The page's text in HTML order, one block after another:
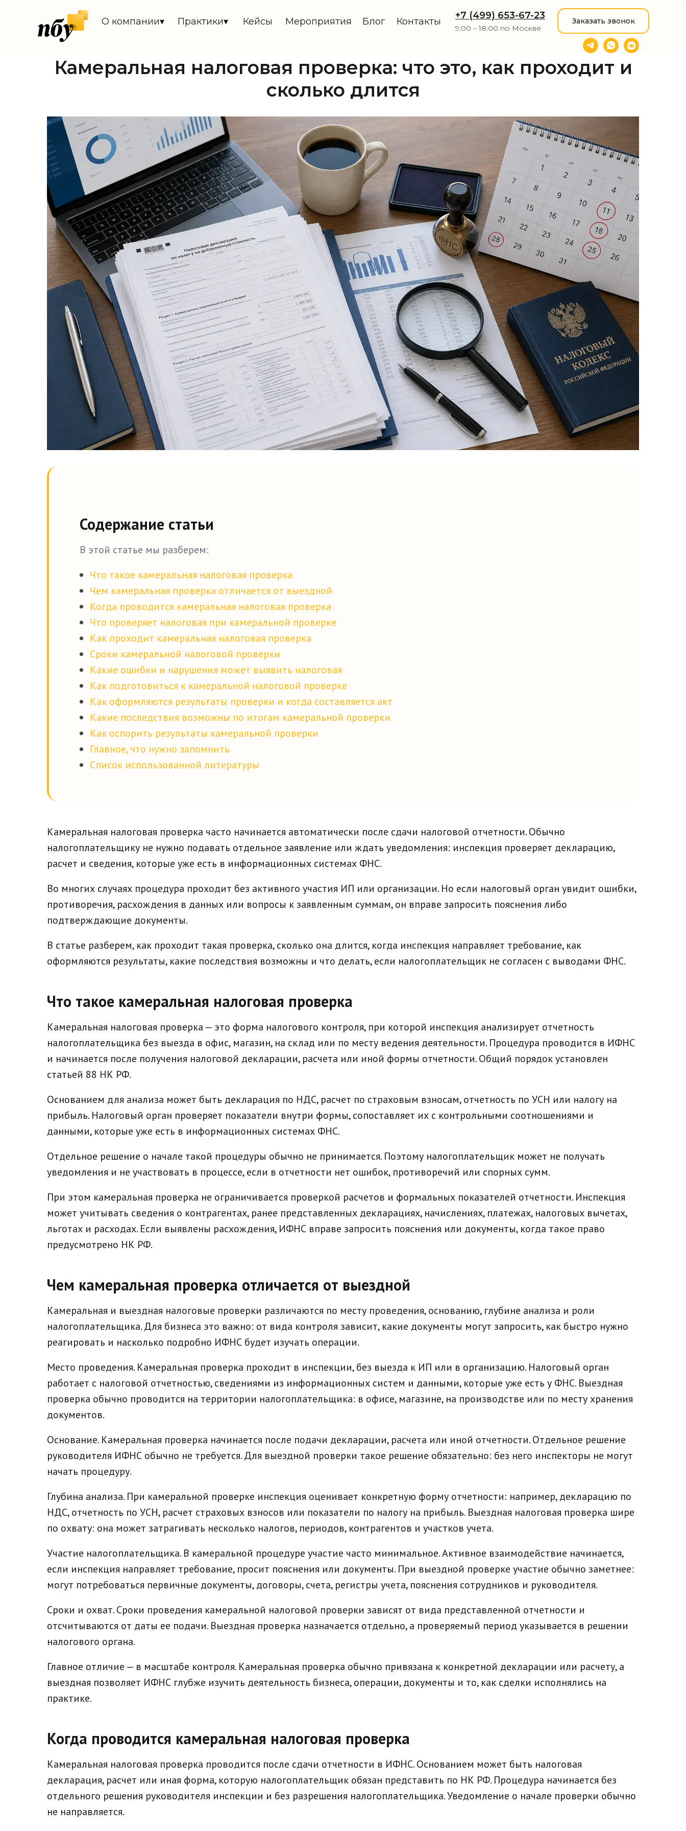
Заказать звонок
9:00 – 18:00 по Москве
+7 (499) 653-67-23
Контакты
Блог
Мероприятия
Кейсы
О компании▾ Практики▾
Камеральная налоговая проверка: что это, как проходит и
сколько длится
Содержание статьи
В этой статье мы разберем:
Что такое камеральная налоговая проверка
Чем камеральная проверка отличается от выездной
Когда проводится камеральная налоговая проверка
Что проверяет налоговая при камеральной проверке
Как проходит камеральная налоговая проверка
Сроки камеральной налоговой проверки
Какие ошибки и нарушения может выявить налоговая
Как подготовиться к камеральной налоговой проверке
Как оформляются результаты проверки и когда составляется акт
Какие последствия возможны по итогам камеральной проверки
Как оспорить результаты камеральной проверки
Главное, что нужно запомнить
Список использованной литературы
Камеральная налоговая проверка часто начинается автоматически после сдачи налоговой отчетности. Обычно
налогоплательщику не нужно подавать отдельное заявление или ждать уведомления: инспекция проверяет декларацию,
расчет и сведения, которые уже есть в информационных системах ФНС.
Во многих случаях процедура проходит без активного участия ИП или организации. Но если налоговый орган увидит ошибки,
противоречия, расхождения в данных или вопросы к заявленным суммам, он вправе запросить пояснения либо
подтверждающие документы.
В статье разберем, как проходит такая проверка, сколько она длится, когда инспекция направляет требование, как
оформляются результаты, какие последствия возможны и что делать, если налогоплательщик не согласен с выводами ФНС.
Что такое камеральная налоговая проверка
Камеральная налоговая проверка — это форма налогового контроля, при которой инспекция анализирует отчетность
налогоплательщика без выезда в офис, магазин, на склад или по месту ведения деятельности. Процедура проводится в ИФНС
и начинается после получения налоговой декларации, расчета или иной формы отчетности. Общий порядок установлен
статьей 88 НК РФ.
Основанием для анализа может быть декларация по НДС, расчет по страховым взносам, отчетность по УСН или налогу на
прибыль. Налоговый орган проверяет показатели внутри формы, сопоставляет их с контрольными соотношениями и
данными, которые уже есть в информационных системах ФНС.
Отдельное решение о начале такой процедуры обычно не принимается. Поэтому налогоплательщик может не получать
уведомления и не участвовать в процессе, если в отчетности нет ошибок, противоречий или спорных сумм.
При этом камеральная проверка не ограничивается проверкой расчетов и формальных показателей отчетности. Инспекция
может учитывать сведения о контрагентах, ранее представленных декларациях, начислениях, платежах, налоговых вычетах,
льготах и расходах. Если выявлены расхождения, ИФНС вправе запросить пояснения или документы, когда такое право
предусмотрено НК РФ.
Чем камеральная проверка отличается от выездной
Камеральная и выездная налоговые проверки различаются по месту проведения, основанию, глубине анализа и роли
налогоплательщика. Для бизнеса это важно: от вида контроля зависит, какие документы могут запросить, как быстро нужно
реагировать и насколько подробно ИФНС будет изучать операции.
Место проведения. Камеральная проверка проходит в инспекции, без выезда к ИП или в организацию. Налоговый орган
работает с налоговой отчетностью, сведениями из информационных систем и данными, которые уже есть у ФНС. Выездная
проверка обычно проводится на территории налогоплательщика: в офисе, магазине, на производстве или по месту хранения
документов.
Основание. Камеральная проверка начинается после подачи декларации, расчета или иной отчетности. Отдельное решение
руководителя ИФНС обычно не требуется. Для выездной проверки такое решение обязательно: без него инспекторы не могут
начать процедуру.
Глубина анализа. При камеральной проверке инспекция оценивает конкретную форму отчетности: например, декларацию по
НДС, отчетность по УСН, расчет страховых взносов или показатели по налогу на прибыль. Выездная налоговая проверка шире
по охвату: она может затрагивать несколько налогов, периодов, контрагентов и участков учета.
Участие налогоплательщика. В камеральной процедуре участие часто минимальное. Активное взаимодействие начинается,
если инспекция направляет требование, просит пояснения или документы. При выездной проверке участие обычно заметнее:
могут потребоваться первичные документы, договоры, счета, регистры учета, пояснения сотрудников и руководителя.
Сроки и охват. Сроки проведения камеральной налоговой проверки зависят от вида представленной отчетности и
отсчитываются от даты ее подачи. Выездная проверка назначается отдельно, а проверяемый период указывается в решении
налогового органа.
Главное отличие — в масштабе контроля. Камеральная проверка обычно привязана к конкретной декларации или расчету, а
выездная позволяет ИФНС глубже изучить деятельность бизнеса, операции, документы и то, как сделки исполнялись на
практике.
Когда проводится камеральная налоговая проверка
Камеральная налоговая проверка проводится после сдачи отчетности в ИФНС. Основанием может быть налоговая
декларация, расчет или иная форма, которую налогоплательщик обязан представить по НК РФ. Процедура начинается без
отдельного решения руководителя инспекции и без разрешения налогоплательщика. Уведомление о начале проверки обычно
не направляется.